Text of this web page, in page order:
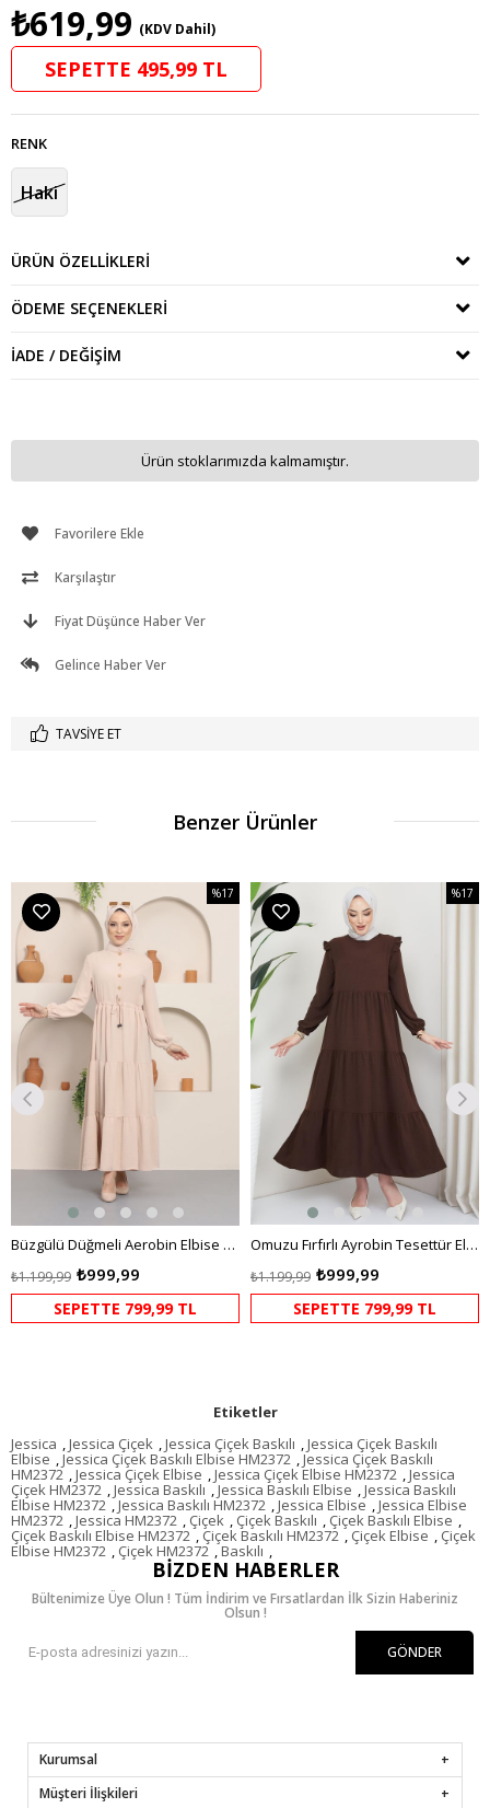
₺619,99 (KDV Dahil)
SEPETTE 495,99 TL
RENK
Haki
ÜRÜN ÖZELLIKLERI
ÖDEME SEÇENEKLERI
İADE / DEĞIŞIM
Ürün stoklarımızda kalmamıştır.
Favorilere Ekle
Karşılaştır
Fiyat Düşünce Haber Ver
Gelince Haber Ver
TAVSIYE ET
Benzer Ürünler
Büzgülü Düğmeli Aerobin Elbise Krem
₺999,99
₺1.199,99
%17
%17İndirim
SEPETTE 799,99 TL
Omuzu Fırfırlı Ayrobin Tesettür Elbise Kahverengi HM2062
₺999,99
₺1.199,99
%17
SEPETTE 799,99 TL
Etiketler
Jessica
Jessica Çiçek Jessica Çiçek Baskılı Jessica Çiçek Baskılı
Elbise Jessica Çiçek Baskılı Elbise HM2372 Jessica Çiçek Baskılı
HM2372 Jessica Çiçek Elbise Jessica Çiçek Elbise HM2372 Jessica
Çiçek HM2372 Jessica Baskılı ,Jessica Baskılı Elbise Jessica Baskılı
Elbise HM2372 ,Jessica Baskılı HM2372 Jessica Elbise Jessica Elbise
HM2372 Jessica HM2372 Çiçek Çiçek Baskılı Çiçek Baskılı Elbise
Çiçek Baskılı Elbise HM2372 Çiçek Baskılı HM2372 , Çiçek Elbise Çiçek
Elbise HM2372 Çiçek HM2372 ,Baskılı
BIZDEN HABERLER
Bültenimize Üye Olun ! Tüm İndirim ve Fırsatlardan İlk Sizin Haberiniz
Olsun !
GÖNDER
Kurumsal
Müşteri İlişkileri